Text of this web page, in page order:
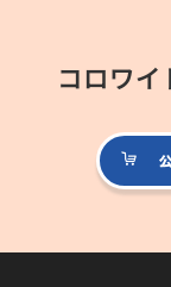
コロワ